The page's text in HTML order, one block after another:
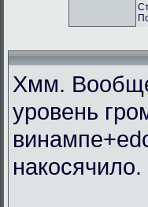
Хмм.
уровень
накосячило.